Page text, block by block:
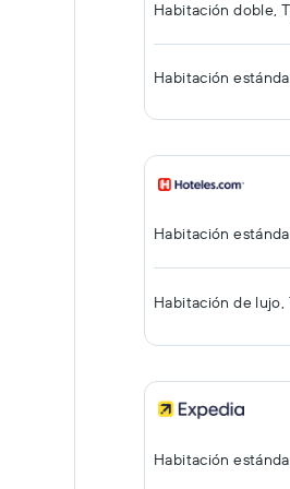
Habitación doble,
Habitación
Habitación
Habitación de
Habitación